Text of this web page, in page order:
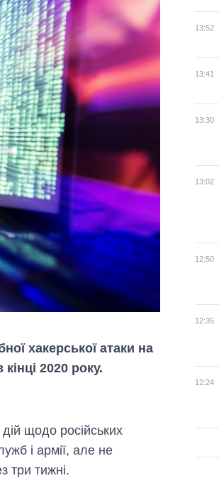
хакерської атаки на
2020 року.
щодо російських
і армії, але не
три тижні.
13:52
13:41
13:30
13:02
12:50
12:35
12:24